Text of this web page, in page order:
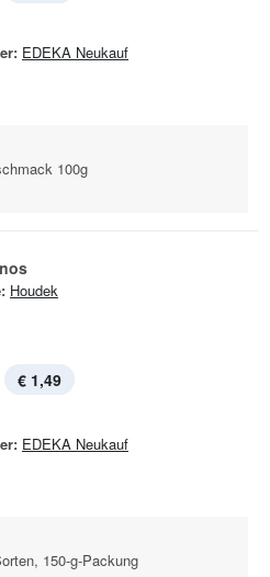
EDEKA Neukauf
100g
Houdek
€ 1,49
EDEKA Neukauf
150-g-Packung